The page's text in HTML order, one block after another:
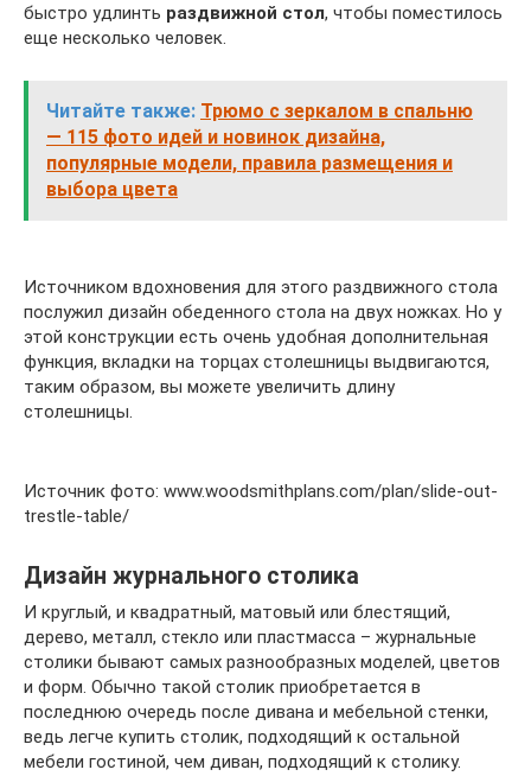
быстро удлинть раздвижной стол, чтобы поместилось
еще несколько человек.
Читайте также: Трюмо с зеркалом в спальню
— 115 фото идей и новинок дизайна,
популярные модели, правила размещения и
выбора цвета
Источником вдохновения для этого раздвижного стола
послужил дизайн обеденного стола на двух ножках. Но у
этой конструкции есть очень удобная дополнительная
функция, вкладки на торцах столешницы выдвигаются,
таким образом, вы можете увеличить длину
столешницы.
Источник фото: www.woodsmithplans.com/plan/slide-out-
trestle-table/
Дизайн журнального столика
И круглый, и квадратный, матовый или блестящий,
дерево, металл, стекло или пластмасса – журнальные
столики бывают самых разнообразных моделей, цветов
и форм. Обычно такой столик приобретается в
последнюю очередь после дивана и мебельной стенки,
ведь легче купить столик, подходящий к остальной
мебели гостиной, чем диван, подходящий к столику.